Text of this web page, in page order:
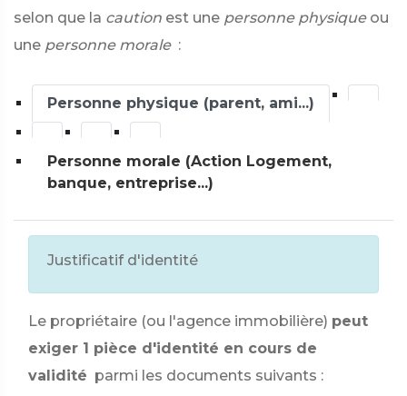
selon que la caution est une personne physique ou
une personne morale :
Personne physique (parent, ami...)
Personne morale (Action Logement,
banque, entreprise...)
Justificatif d'identité
Le propriétaire (ou l'agence immobilière) peut
exiger 1 pièce d'identité en cours de
validité parmi les documents suivants :